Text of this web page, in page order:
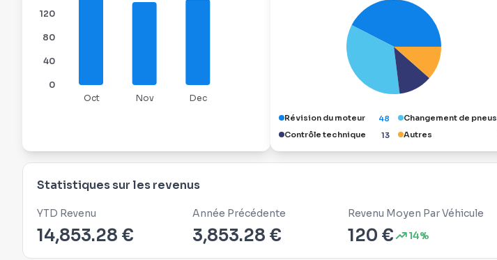
Oct Nov Dec
0
40
80
120
Révision du moteur 48 Changement de pneus
Contrôle technique
13 Autres
Statistiques sur les revenus
YTD Revenu
14,853.28 €
Année Précédente
3,853.28 €
Revenu Moyen Par Véhicule
120 € 14%